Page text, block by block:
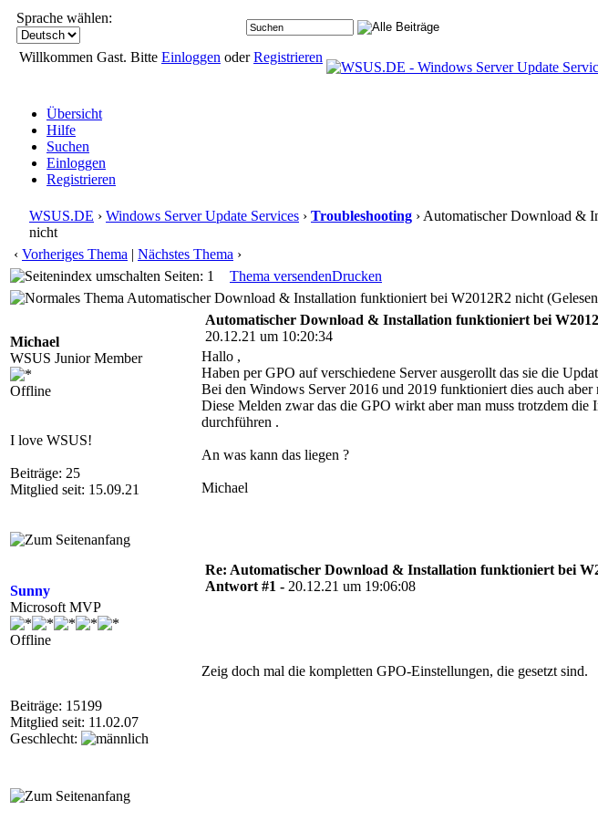
Sprache wählen:
Willkommen Gast. Bitte Einloggen oderRegistrieren
Übersicht
Hilfe
Suchen
Einloggen
Registrieren
WSUS.DE › Windows Server Update Services › Troubleshooting › Automatischer Download &
nicht
‹ Vorheriges Thema | Nächstes Thema ›
Seiten: 1
Thema versendenDrucken
Automatischer Download & Installation funktioniert bei W2012R2 nicht
Michael
WSUS Junior Member
Offline
I love WSUS!
Beiträge: 25
Mitglied seit: 15.09.21
Automatischer Download & Installation funktioniert bei
20.12.21 um 10:20:34
Hallo ,
Haben per GPO auf verschiedene Server ausgerollt das sie die
Bei den Windows Server 2016 und 2019 funktioniert dies auch
Diese Melden zwar das die GPO wirkt aber man muss trotzdem
durchführen .
An was kann das liegen ?
Michael
Sunny
Microsoft MVP
Offline
Beiträge: 15199
Mitglied seit: 11.02.07
Geschlecht:
Re: Automatischer Download & Installation funktioniert bei
Antwort #1 - 20.12.21 um 19:06:08
Zeig doch mal die kompletten GPO-Einstellungen, die gesetzt sind.